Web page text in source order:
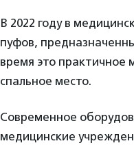
В 2022 году в
пуфов,
время это практичное
спальное место.
Современное
медицинские